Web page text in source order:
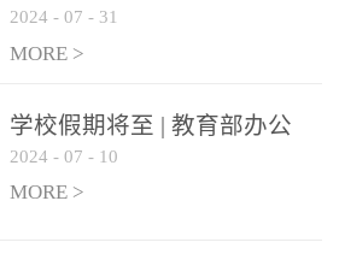
宿风波：优吸环保共建健康
绿色家居
2024 - 07 - 31
MORE >
学校假期将至 | 教育部办公
厅关于加强学校新建校舍室
内空气质量管理通知
2024 - 07 - 10
MORE >